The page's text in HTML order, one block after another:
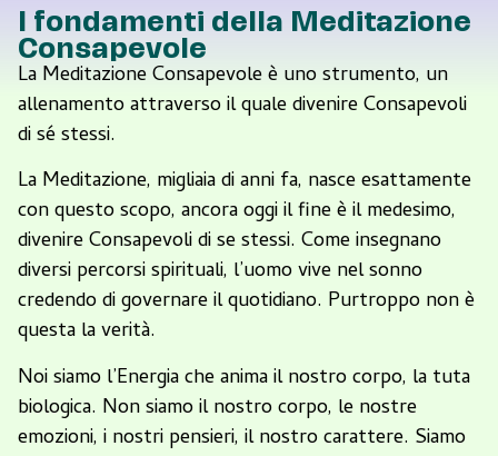
I fondamenti della Meditazione
Consapevole
La Meditazione Consapevole è uno strumento, un
allenamento attraverso il quale divenire Consapevoli
di sé stessi.
La Meditazione, migliaia di anni fa, nasce esattamente
con questo scopo, ancora oggi il fine è il medesimo,
divenire Consapevoli di se stessi. Come insegnano
diversi percorsi spirituali, l’uomo vive nel sonno
credendo di governare il quotidiano. Purtroppo non è
questa la verità.
Noi siamo l’Energia che anima il nostro corpo, la tuta
biologica. Non siamo il nostro corpo, le nostre
emozioni, i nostri pensieri, il nostro carattere. Siamo